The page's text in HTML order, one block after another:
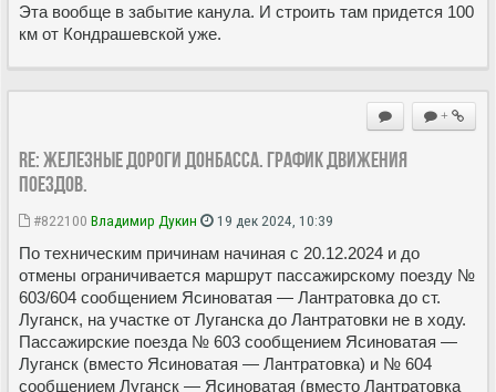
Эта вообще в забытие канула. И строить там придется 100
км от Кондрашевской уже.
+
Re: Железные дороги Донбасса. График движения
поездов.
#822100 Владимир Дукин 19 дек 2024, 10:39
По техническим причинам начиная с 20.12.2024 и до
отмены ограничивается маршрут пассажирскому поезду №
603/604 сообщением Ясиноватая — Лантратовка до ст.
Луганск, на участке от Луганска до Лантратовки не в ходу.
Пассажирские поезда № 603 сообщением Ясиноватая —
Луганск (вместо Ясиноватая — Лантратовка) и № 604
сообщением Луганск — Ясиноватая (вместо Лантратовка